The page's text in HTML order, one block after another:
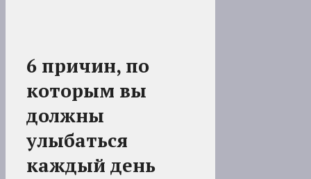
6 причин, по
которым вы
должны
улыбаться
каждый день